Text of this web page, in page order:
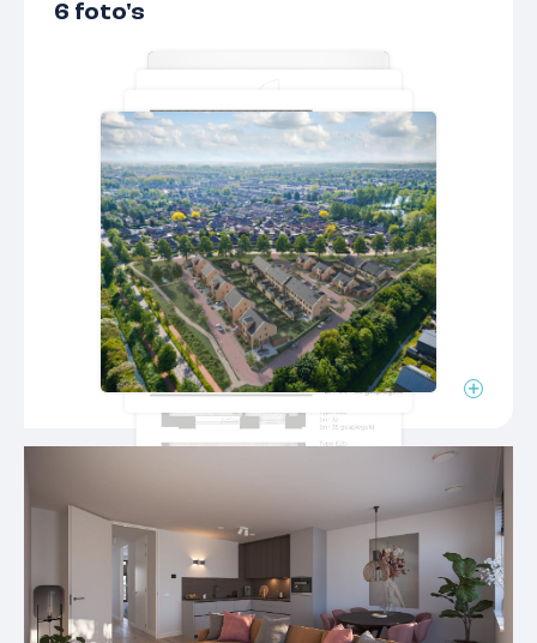
Aantal woonlagen 2 woonlagen
Voorzieningen
Mechanische ventilatie,
zonnepanelen,
balansventilatie
Isolatie Volledig geisoleerd
Verwarming
Vloerverwarming
gedeeltelijk, warmtepomp,
warmte terugwininstallatie
6 foto's